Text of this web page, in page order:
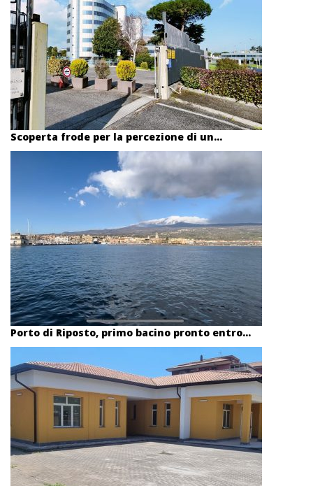
Scoperta frode per la percezione di un...
Porto di Riposto, primo bacino pronto entro...